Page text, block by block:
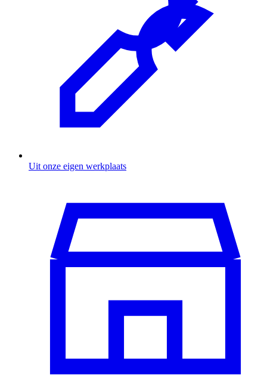
Uit onze eigen werkplaats